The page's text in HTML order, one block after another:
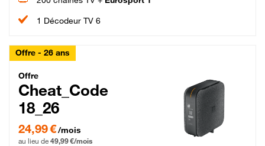
1 Décodeur TV 6
Offre - 26 ans
Cheat_Code Fibre_18_26
Offre
Cheat_Code
18_26
24,99 € par mois pendant 0 mois puis 49,99 € par mois, Sans engagement
24,99 €/mois
au lieu de 49,99 €/mois